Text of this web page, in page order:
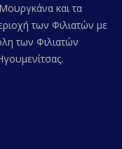
και τα
των Φιλιατών με
των Φιλιατών